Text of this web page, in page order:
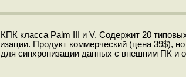
класса Palm III и V. Содержит 20
Продукт коммерческий (цена 39$), но
для синхронизации данных с внешним ПК и